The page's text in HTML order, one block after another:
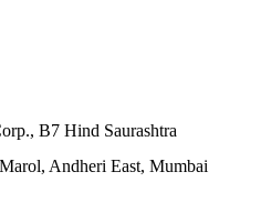
B7 Hind Saurashtra
Andheri East, Mumbai